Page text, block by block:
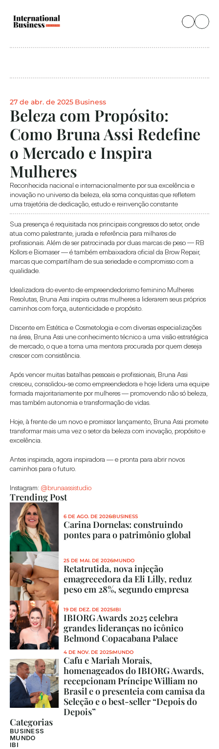
27 de abr. de 2025 Business
Beleza com Propósito:
Como Bruna Assi Redefine
o Mercado e Inspira
Mulheres
Reconhecida nacional e internacionalmente por sua excelência e
inovação no universo da beleza, ela soma conquistas que refletem
uma trajetória de dedicação, estudo e reinvenção constante
Sua presença é requisitada nos principais congressos do setor, onde
atua como palestrante, jurada e referência para milhares de
profissionais. Além de ser patrocinada por duas marcas de peso — RB
Kollors e Biomaser — é também embaixadora oficial da Brow Repair,
marcas que compartilham de sua seriedade e compromisso com a
qualidade.
Idealizadora do evento de empreendedorismo feminino Mulheres
Resolutas, Bruna Assi inspira outras mulheres a liderarem seus próprios
caminhos com força, autenticidade e propósito.
Discente em Estética e Cosmetologia e com diversas especializações
na área, Bruna Assi une conhecimento técnico a uma visão estratégica
de mercado, o que a torna uma mentora procurada por quem deseja
crescer com consistência.
Após vencer muitas batalhas pessoais e profissionais, Bruna Assi
cresceu, consolidou-se como empreendedora e hoje lidera uma equipe
formada majoritariamente por mulheres — promovendo não só beleza,
mas também autonomia e transformação de vidas.
Hoje, à frente de um novo e promissor lançamento, Bruna Assi promete
transformar mais uma vez o setor da beleza com inovação, propósito e
excelência.
Antes inspirada, agora inspiradora — e pronta para abrir novos
caminhos para o futuro.
Instagram: @brunaassistudio
Trending Post
6 DE AGO. DE 2026 BUSINESS
Carina Dornelas: construindo
pontes para o patrimônio global
25 DE MAI. DE 2026 MUNDO
Retatrutida, nova injeção
emagrecedora da Eli Lilly, reduz
peso em 28%, segundo empresa
19 DE DEZ. DE 2025 IBI
IBIORG Awards 2025 celebra
grandes lideranças no icônico
Belmond Copacabana Palace
4 DE NOV. DE 2025 MUNDO
Cafu e Mariah Morais,
homenageados do IBIORG Awards,
recepcionam Príncipe William no
Brasil e o presenteia com camisa da
Seleção e o best-seller “Depois do
Depois”
Categorias
BUSINESS
MUNDO
IBI